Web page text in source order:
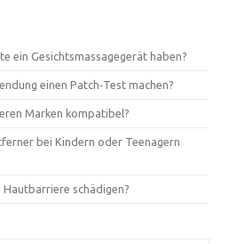
ein Gesichtsmassagegerät haben?
einen Patch‑Test machen?
Marken kompatibel?
bei Kindern oder Teenagern
schädigen?